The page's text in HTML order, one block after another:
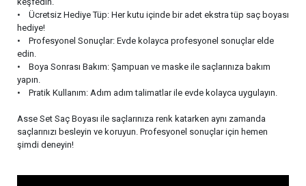
• Ücretsiz Hediye Tüp: Her kutu içinde bir adet ekstra tüp saç boyası
hediye!
• Profesyonel Sonuçlar: Evde kolayca profesyonel sonuçlar elde
edin.
• Boya Sonrası Bakım: Şampuan ve maske ile saçlarınıza bakım
yapın.
• Pratik Kullanım: Adım adım talimatlar ile evde kolayca uygulayın.
Asse Set Saç Boyası ile saçlarınıza renk katarken aynı zamanda
saçlarınızı besleyin ve koruyun. Profesyonel sonuçlar için hemen
şimdi deneyin!